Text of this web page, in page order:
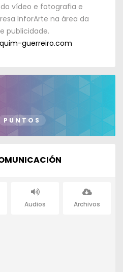
vídeo e fotografia e
InforArte na área da
publicidade.
guerreiro.com
PUNTOS
Audios Archivos